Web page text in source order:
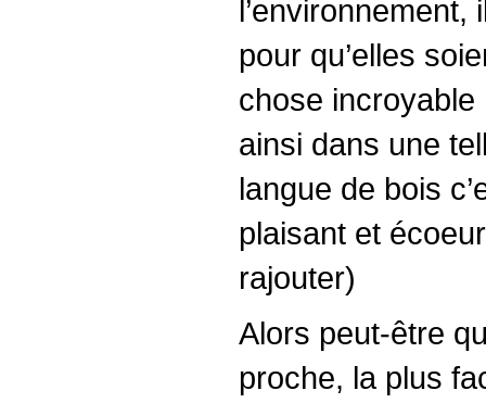
pour qu’elles
chose
ainsi dans une
langue de bois
plaisant et
rajouter)
Alors peut-être
proche, la plus